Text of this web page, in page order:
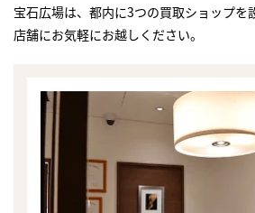
宝石広場は、都内に3つの買取ショップを
店舗にお気軽にお越しください。
かんたん30秒でお試